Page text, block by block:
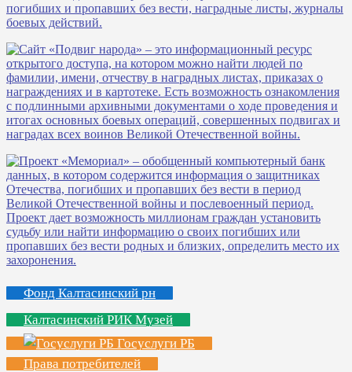
Фонд Калтасинский рн
Калтасинский РИК Музей
Госуслуги РБ
Права потребителей